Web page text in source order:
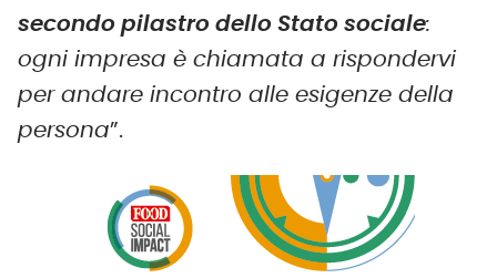
secondo pilastro dello Stato sociale:
ogni impresa è chiamata a rispondervi
per andare incontro alle esigenze della
persona”.